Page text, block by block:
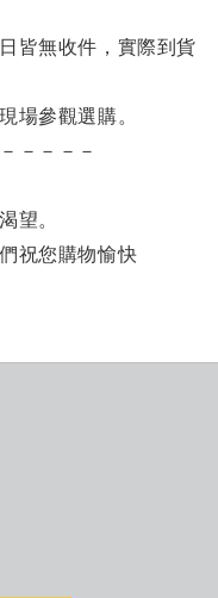
皆無收件，實際到貨
場參觀選購。
－－－－
望。
祝您購物愉快